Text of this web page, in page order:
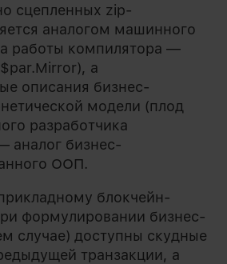
сцепленных zip-
аналогом машинного
работы компилятора —
а
описания бизнес-
модели (плод
разработчика
аналог бизнес-
ООП.
блокчейн-
формулировании бизнес-
случае) доступны скудные
транзакции, а